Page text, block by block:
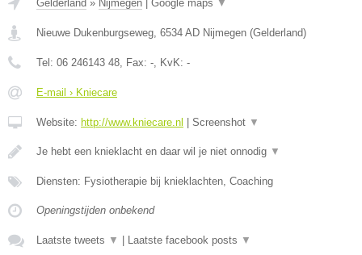
Gelderland » Nijmegen | Google maps ▼
Nieuwe Dukenburgseweg 6534 AD Nijmegen (Gelderland)
Tel: 06 246143 48 , Fax: - , KvK: -
E-mail › Kniecare
Website: http://www.kniecare.nl | Screenshot ▼
Je hebt een knieklacht en daar wil je niet onnodig ▼
Diensten: Fysiotherapie bij knieklachten, Coaching
Openingstijden onbekend
Laatste tweets ▼ | Laatste facebook posts ▼